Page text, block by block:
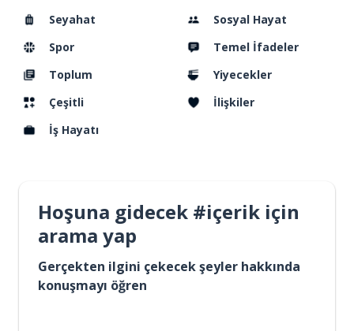
Seyahat
Sosyal Hayat
Spor
Temel İfadeler
Toplum
Yiyecekler
Çeşitli
İlişkiler
İş Hayatı
Hoşuna gidecek #içerik için
arama yap
Gerçekten ilgini çekecek şeyler hakkında
konuşmayı öğren